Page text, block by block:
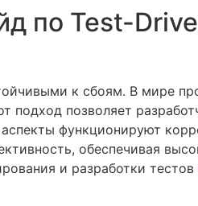
по Test-
к сбоям. В мире
подход позволяет
аспекты функционируют
обеспечивая
и разработки тестов